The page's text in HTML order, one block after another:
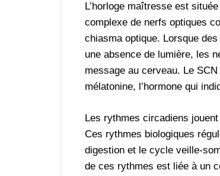
L’horloge maîtresse est
complexe de nerfs optiques
chiasma optique. Lorsque
une absence de lumière, les
message au cerveau. Le
mélatonine, l’hormone qui
Les rythmes circadiens
Ces rythmes biologiques
digestion et le cycle veille-
de ces rythmes est liée à un